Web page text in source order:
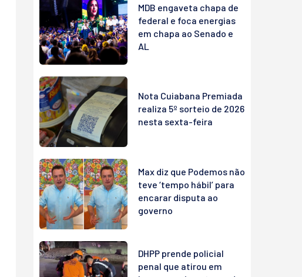
MDB engaveta chapa de
federal e foca energias
em chapa ao Senado e
AL
Nota Cuiabana Premiada
realiza 5º sorteio de 2026
nesta sexta-feira
Max diz que Podemos não
teve ‘tempo hábil’ para
encarar disputa ao
governo
DHPP prende policial
penal que atirou em